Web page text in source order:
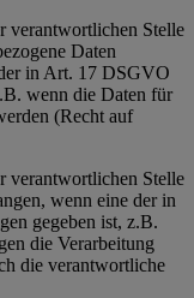
verantwortlichen Stelle
Daten
in Art. 17 DSGVO
wenn die Daten für
(Recht auf
verantwortlichen Stelle
wenn eine der in
gegeben ist, z.B.
die Verarbeitung
die verantwortliche